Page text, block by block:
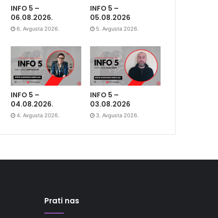
INFO 5 –
06.08.2026.
6. Avgusta 2026.
INFO 5 –
05.08.2026
5. Avgusta 2026.
INFO 5 –
04.08.2026.
4. Avgusta 2026.
INFO 5 –
03.08.2026
3. Avgusta 2026.
Prati nas